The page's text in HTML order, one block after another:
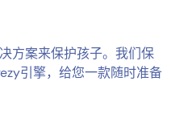
方案来保护孩子。我们保
引擎，给您一款随时准备